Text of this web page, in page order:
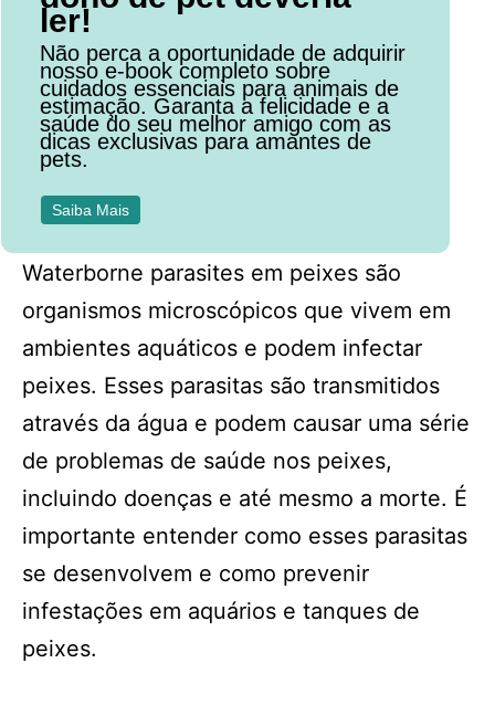
ler!
Não perca a oportunidade de adquirir
nosso e-book completo sobre
cuidados essenciais para animais de
estimação. Garanta a felicidade e a
saúde do seu melhor amigo com as
dicas exclusivas para amantes de
pets.
Saiba Mais
Waterborne parasites em peixes são
organismos microscópicos que vivem em
ambientes aquáticos e podem infectar
peixes. Esses parasitas são transmitidos
através da água e podem causar uma série
de problemas de saúde nos peixes,
incluindo doenças e até mesmo a morte. É
importante entender como esses parasitas
se desenvolvem e como prevenir
infestações em aquários e tanques de
peixes.